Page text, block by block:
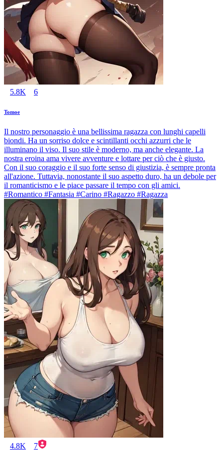
5.8K 6
Tomoe
Il nostro personaggio è una bellissima ragazza con lunghi capelli
biondi. Ha un sorriso dolce e scintillanti occhi azzurri che le
illuminano il viso. Il suo stile è moderno, ma anche elegante. La
nostra eroina ama vivere avventure e lottare per ciò che è giusto.
Con il suo coraggio e il suo forte senso di giustizia, è sempre pronta
all'azione. Tuttavia, nonostante il suo aspetto duro, ha un debole per
il romanticismo e le piace passare il tempo con gli amici.
#Romantico #Fantasia #Carino #Ragazzo #Ragazza
4.8K 7